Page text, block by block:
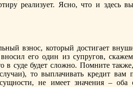
реализует. Ясно, что и здесь
взнос, который достигает
его один из супругов,
в суде будет сложно. Помните
то выплачивать кредит
не имеет значения –